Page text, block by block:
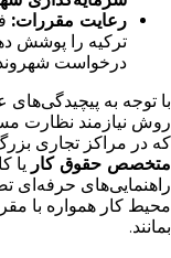
رعایت مقررات:
ترکیه را پوشش
درخواست
با توجه به پیچیدگی‌های
روش نیازمند نظارت
که در مراکز تجاری
متخصص حقوق کار یا
راهنمایی‌های حرفه‌ای
محیط کار همواره با
بمانند.